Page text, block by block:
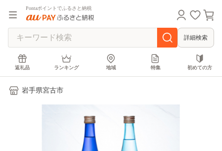
Pontaポイントでふるさと納税
詳細検索
返礼品 ランキング 地域 特集 初めての方
岩手県宮古市